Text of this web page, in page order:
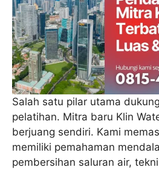
Salah satu pilar utama
pelatihan. Mitra baru Klin
berjuang sendiri. Kami
memiliki pemahaman
pembersihan saluran air,